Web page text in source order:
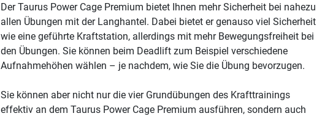
Der Taurus Power Cage Premium bietet Ihnen mehr Sicherheit bei nahezu
allen Übungen mit der Langhantel. Dabei bietet er genauso viel Sicherheit
wie eine geführte Kraftstation, allerdings mit mehr Bewegungsfreiheit bei
den Übungen. Sie können beim Deadlift zum Beispiel verschiedene
Aufnahmehöhen wählen – je nachdem, wie Sie die Übung bevorzugen.
Sie können aber nicht nur die vier Grundübungen des Krafttrainings
effektiv an dem Taurus Power Cage Premium ausführen, sondern auch